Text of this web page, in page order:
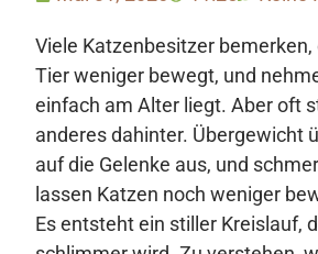
Viele Katzenbesitzer bemerken,
Tier weniger bewegt, und
einfach am Alter liegt. Aber oft
anderes dahinter. Übergewicht
auf die Gelenke aus, und
lassen Katzen noch weniger
Es entsteht ein stiller Kreislauf,